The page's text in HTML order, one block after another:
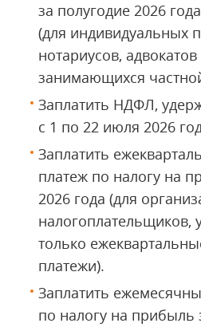
за полугодие 2026 года
(для индивидуальных
нотариусов,
занимающихся
Заплатить НДФЛ,
с 1 по 22 июля 2026
Заплатить
платеж по налогу на
2026 года (для
только
платежи).
Заплатить
по налогу на прибыль